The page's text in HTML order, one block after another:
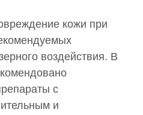
кожи при
воздействия. В
с
и